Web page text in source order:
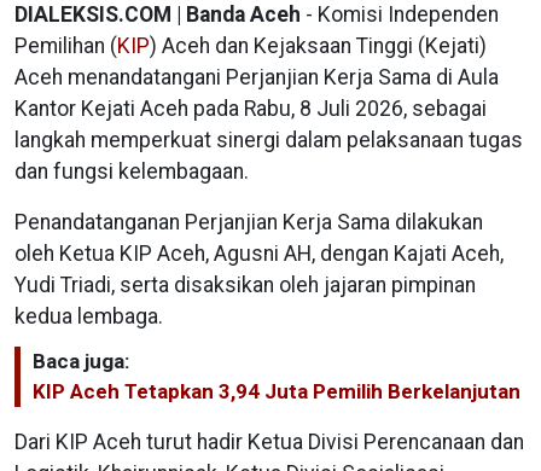
DIALEKSIS.COM | Banda Aceh - Komisi Independen
Pemilihan (KIP) Aceh dan Kejaksaan Tinggi (Kejati)
Aceh menandatangani Perjanjian Kerja Sama di Aula
Kantor Kejati Aceh pada Rabu, 8 Juli 2026, sebagai
langkah memperkuat sinergi dalam pelaksanaan tugas
dan fungsi kelembagaan.
Penandatanganan Perjanjian Kerja Sama dilakukan
oleh Ketua KIP Aceh, Agusni AH, dengan Kajati Aceh,
Yudi Triadi, serta disaksikan oleh jajaran pimpinan
kedua lembaga.
Baca juga:
KIP Aceh Tetapkan 3,94 Juta Pemilih Berkelanjutan
Dari KIP Aceh turut hadir Ketua Divisi Perencanaan dan